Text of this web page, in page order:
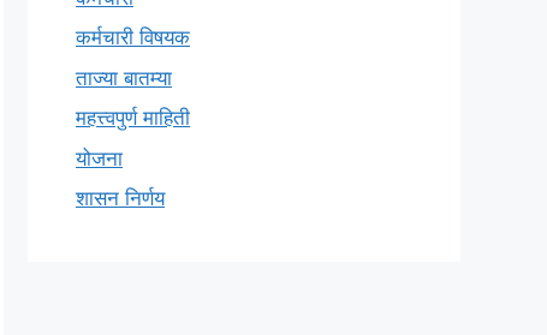
कर्मचारी विषयक
ताज्या बातम्या
महत्त्वपुर्ण माहिती
योजना
शासन निर्णय